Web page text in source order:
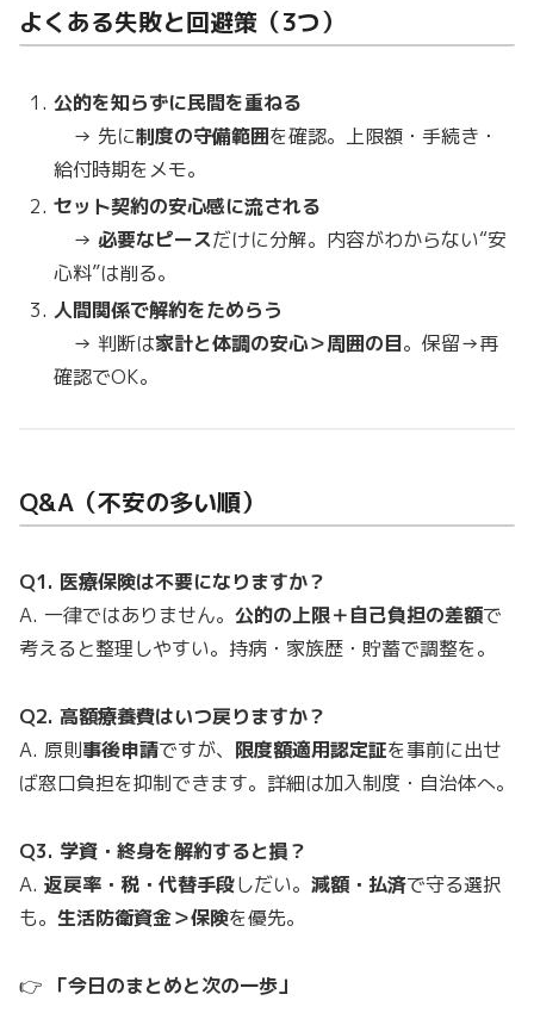
よくある失敗と回避策（3つ）
公的を知らずに民間を重ねる
→ 先に制度の守備範囲を確認。上限額・手続き・
給付時期をメモ。
セット契約の安心感に流される
→必要なピースだけに分解。内容がわからない“安
心料”は削る。
人間関係で解約をためらう
→ 判断は家計と体調の安心＞周囲の目。保留→再
確認でOK。
Q&A（不安の多い順）
Q1. 医療保険は不要になりますか？
A. 一律ではありません。 公的の上限＋自己負担の差額で
考えると整理しやすい。持病・家族歴・貯蓄で調整を。
Q2. 高額療養費はいつ戻りますか？
A. 原則事後申請ですが、 限度額適用認定証を事前に出せ
ば窓口負担を抑制できます。詳細は加入制度・自治体へ。
Q3. 学資・終身を解約すると損？
A. 返戻率・税・代替手段しだい。 減額・払済で守る選択
も。 生活防衛資金＞保険を優先。
👉 「今日のまとめと次の一歩」